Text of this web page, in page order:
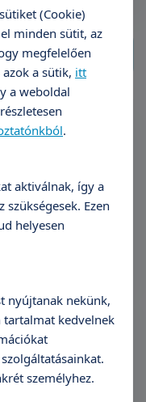
betegségek
Részletek
Részletek
(Cookie)
minden sütit, az
megfelelően
a sütik, itt
a weboldal
.
aktiválnak, így a
Ezen
helyesen
nyújtanak nekünk,
kedvelnek
személyhez.